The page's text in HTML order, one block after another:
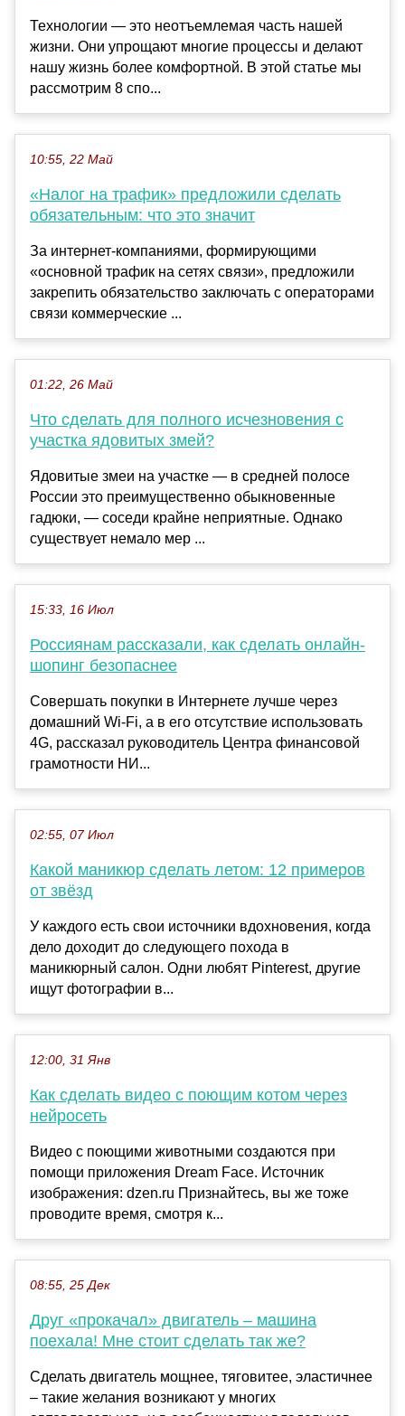
Технологии — это неотъемлемая часть нашей
жизни. Они упрощают многие процессы и делают
нашу жизнь более комфортной. В этой статье мы
рассмотрим 8 спо...
10:55, 22 Май
«Налог на трафик» предложили сделать
обязательным: что это значит
За интернет-компаниями, формирующими
«основной трафик на сетях связи», предложили
закрепить обязательство заключать с операторами
связи коммерческие ...
01:22, 26 Май
Что сделать для полного исчезновения с
участка ядовитых змей?
Ядовитые змеи на участке — в средней полосе
России это преимущественно обыкновенные
гадюки, — соседи крайне неприятные. Однако
существует немало мер ...
15:33, 16 Июл
Россиянам рассказали, как сделать онлайн-
шопинг безопаснее
Совершать покупки в Интернете лучше через
домашний Wi-Fi, а в его отсутствие использовать
4G, рассказал руководитель Центра финансовой
грамотности НИ...
02:55, 07 Июл
Какой маникюр сделать летом: 12 примеров
от звёзд
У каждого есть свои источники вдохновения, когда
дело доходит до следующего похода в
маникюрный салон. Одни любят Pinterest, другие
ищут фотографии в...
12:00, 31 Янв
Как сделать видео с поющим котом через
нейросеть
Видео с поющими животными создаются при
помощи приложения Dream Face. Источник
изображения: dzen.ru Признайтесь, вы же тоже
проводите время, смотря к...
08:55, 25 Дек
Друг «прокачал» двигатель – машина
поехала! Мне стоит сделать так же?
Сделать двигатель мощнее, тяговитее, эластичнее
– такие желания возникают у многих